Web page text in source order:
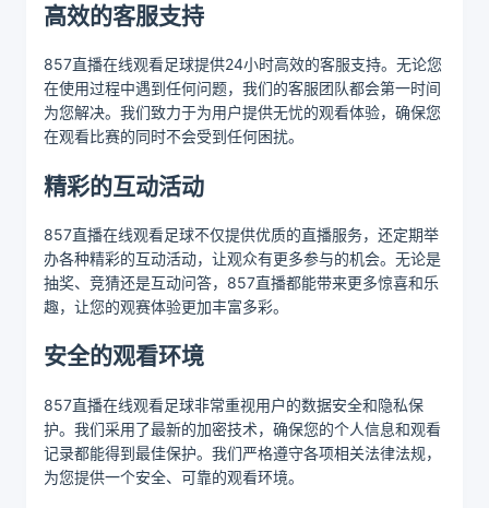
高效的客服支持
857直播在线观看足球提供24小时高效的客服支持。无论您
在使用过程中遇到任何问题，我们的客服团队都会第一时间
为您解决。我们致力于为用户提供无忧的观看体验，确保您
在观看比赛的同时不会受到任何困扰。
精彩的互动活动
857直播在线观看足球不仅提供优质的直播服务，还定期举
办各种精彩的互动活动，让观众有更多参与的机会。无论是
抽奖、竞猜还是互动问答，857直播都能带来更多惊喜和乐
趣，让您的观赛体验更加丰富多彩。
安全的观看环境
857直播在线观看足球非常重视用户的数据安全和隐私保
护。我们采用了最新的加密技术，确保您的个人信息和观看
记录都能得到最佳保护。我们严格遵守各项相关法律法规，
为您提供一个安全、可靠的观看环境。